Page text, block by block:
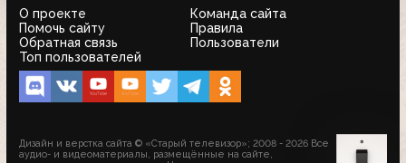
О проекте
Команда сайта
Помочь сайту
Правила
Обратная связь
Пользователи
Топ пользователей
Дизайн и верстка сайта © «Старый телевизор»; 2008 - 2026 Все
аудио- и видеоматериалы, размещённые на сайте,